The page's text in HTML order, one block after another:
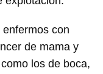
con
de mama y
los de boca,